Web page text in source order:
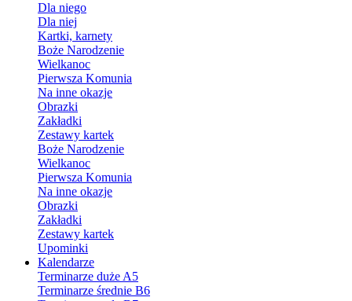
Dla niego
Dla niej
Kartki, karnety
Boże Narodzenie
Wielkanoc
Pierwsza Komunia
Na inne okazje
Obrazki
Zakładki
Zestawy kartek
Boże Narodzenie
Wielkanoc
Pierwsza Komunia
Na inne okazje
Obrazki
Zakładki
Zestawy kartek
Upominki
Kalendarze
Terminarze duże A5
Terminarze średnie B6